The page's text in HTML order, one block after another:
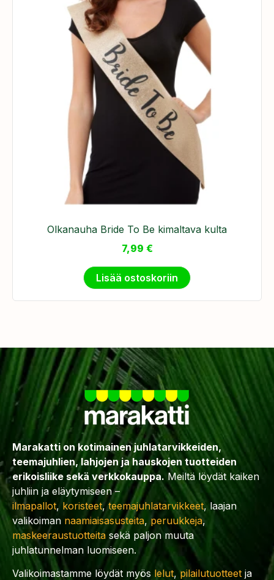
Olkanauha Bride To Be kimaltava kulta
7,99 €
Lisää ostoskoriin
Marakatti on kotimainen juhlatarvikkeiden,
teemajuhlien, lahjojen ja hauskojen tuotteiden
erikoisliike sekä verkkokauppa. Meiltä löydät kaiken
juhliin ja eläytymiseen –
ilmapallot, koristeet,teemajuhlatarvikkeet, laajan
valikoiman naamiaisasusteita, peruukkeja,
maskeeraustuotteita sekä paljon muuta
juhlatunnelman luomiseen.
Valikoimastamme löydät myös lelut,pilailutuotteet ja